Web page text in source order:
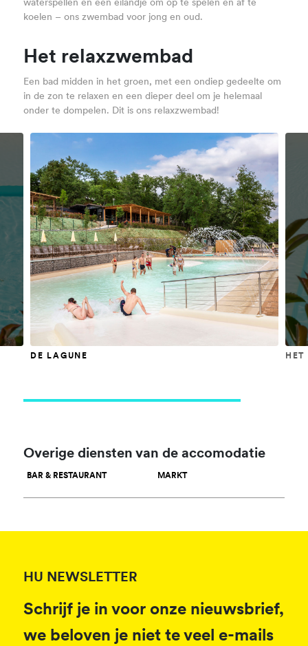
waterspellen en een eilandje om op te spelen en af te
koelen – ons zwembad voor jong en oud.
Het relaxzwembad
Een bad midden in het groen, met een ondiep gedeelte om
in de zon te relaxen en een dieper deel om je helemaal
onder te dompelen. Dit is ons relaxzwembad!
DE LAGUNE
Overige diensten van de accomodatie
BAR & RESTAURANT MARKT
HU NEWSLETTER
Schrijf je in voor onze nieuwsbrief,
we beloven je niet te veel e-mails